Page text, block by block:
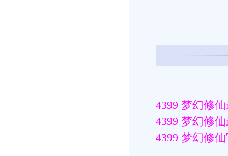
4399 梦幻修
4399 梦幻修
4399 梦幻修